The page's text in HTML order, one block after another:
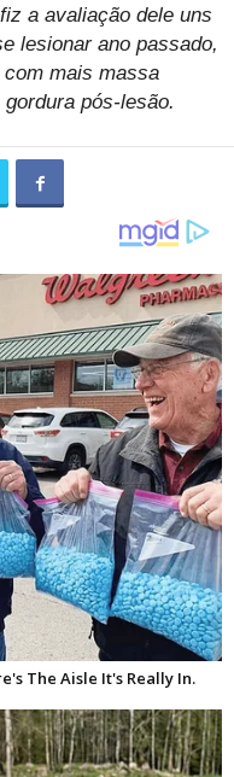
a avaliação dele uns
lesionar ano passado,
mais massa
pós-lesão.